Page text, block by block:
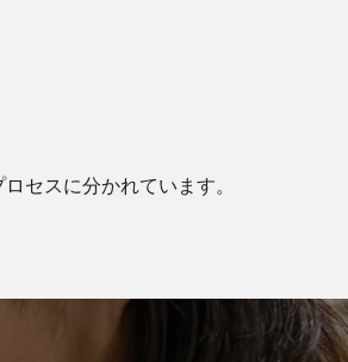
セスに分かれています。